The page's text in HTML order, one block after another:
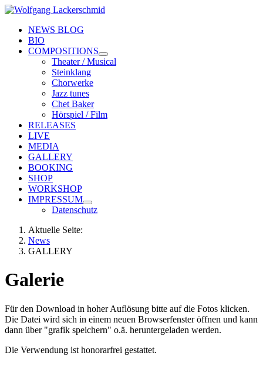
NEWS BLOG
BIO
COMPOSITIONS
Theater / Musical
Steinklang
Chorwerke
Jazz tunes
Chet Baker
Hörspiel / Film
RELEASES
LIVE
MEDIA
GALLERY
BOOKING
SHOP
WORKSHOP
IMPRESSUM
Datenschutz
Aktuelle Seite:
News
GALLERY
Galerie
Für den Download in hoher Auflösung bitte auf die Fotos klicken.
Die Datei wird sich in einem neuen Browserfenster öffnen und kann
dann über "grafik speichern" o.ä. heruntergeladen werden.
Die Verwendung ist honorarfrei gestattet.